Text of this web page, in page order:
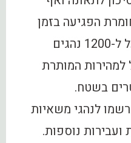
הפגיעה בזמן
תאונה ציינו במשטרה. מעל ל-1200 נהגים
המותרת
בשטח.
נרשמו לנהגי משאיות
ועבירות נוספות.